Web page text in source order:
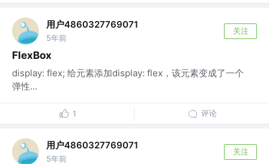
用户4860327769071
5年前
关注
FlexBox
display: flex; 给元素添加display: flex，该元素变成了一个
弹性...
1 评论
用户4860327769071
5年前
关注